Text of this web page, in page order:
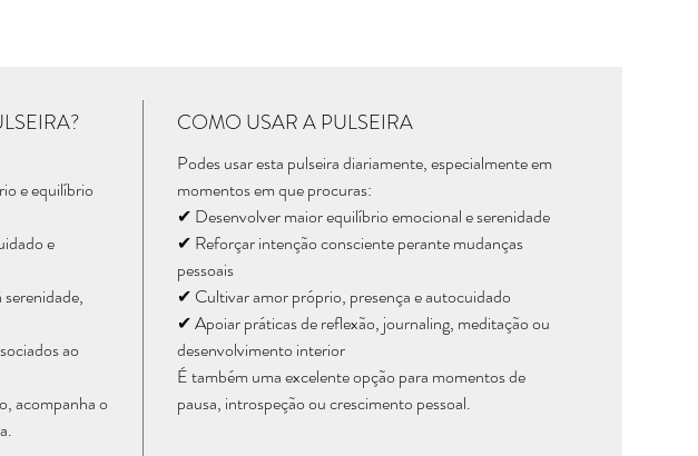
e equilíbrio
e
ao
acompanha o
COMO USAR A PULSEIRA
Podes usar esta pulseira diariamente, especialmente em
momentos em que procuras:
✔ Desenvolver maior equilíbrio emocional e serenidade
✔ Reforçar intenção consciente perante mudanças
pessoais
✔ Cultivar amor próprio, presença e autocuidado
✔ Apoiar práticas de reflexão, journaling, meditação ou
desenvolvimento interior
É também uma excelente opção para momentos de
pausa, introspeção ou crescimento pessoal.